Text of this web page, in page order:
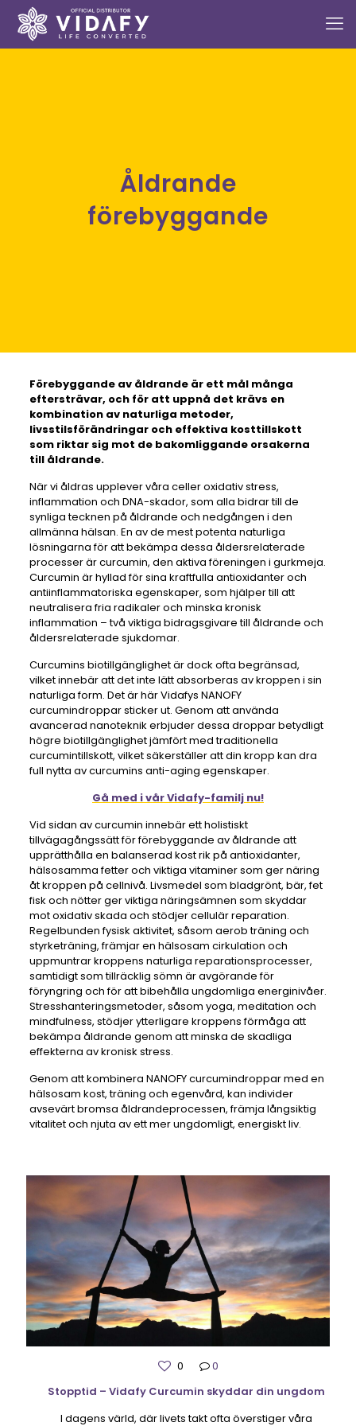
Åldrande
förebyggande
Förebyggande av åldrande är ett mål många
eftersträvar, och för att uppnå det krävs en
kombination av naturliga metoder,
livsstilsförändringar och effektiva kosttillskott
som riktar sig mot de bakomliggande orsakerna
till åldrande.
När vi åldras upplever våra celler oxidativ stress,
inflammation och DNA-skador, som alla bidrar till de
synliga tecknen på åldrande och nedgången i den
allmänna hälsan. En av de mest potenta naturliga
lösningarna för att bekämpa dessa åldersrelaterade
processer är curcumin, den aktiva föreningen i gurkmeja.
Curcumin är hyllad för sina kraftfulla antioxidanter och
antiinflammatoriska egenskaper, som hjälper till att
neutralisera fria radikaler och minska kronisk
inflammation – två viktiga bidragsgivare till åldrande och
åldersrelaterade sjukdomar.
Curcumins biotillgänglighet är dock ofta begränsad,
vilket innebär att det inte lätt absorberas av kroppen i sin
naturliga form. Det är här Vidafys NANOFY
curcumindroppar sticker ut. Genom att använda
avancerad nanoteknik erbjuder dessa droppar betydligt
högre biotillgänglighet jämfört med traditionella
curcumintillskott, vilket säkerställer att din kropp kan dra
full nytta av curcumins anti-aging egenskaper.
Gå med i vår Vidafy-familj nu!
Vid sidan av curcumin innebär ett holistiskt
tillvägagångssätt för förebyggande av åldrande att
upprätthålla en balanserad kost rik på antioxidanter,
hälsosamma fetter och viktiga vitaminer som ger näring
åt kroppen på cellnivå. Livsmedel som bladgrönt, bär, fet
fisk och nötter ger viktiga näringsämnen som skyddar
mot oxidativ skada och stödjer cellulär reparation.
Regelbunden fysisk aktivitet, såsom aerob träning och
styrketräning, främjar en hälsosam cirkulation och
uppmuntrar kroppens naturliga reparationsprocesser,
samtidigt som tillräcklig sömn är avgörande för
föryngring och för att bibehålla ungdomliga energinivåer.
Stresshanteringsmetoder, såsom yoga, meditation och
mindfulness, stödjer ytterligare kroppens förmåga att
bekämpa åldrande genom att minska de skadliga
effekterna av kronisk stress.
Genom att kombinera NANOFY curcumindroppar med en
hälsosam kost, träning och egenvård, kan individer
avsevärt bromsa åldrandeprocessen, främja långsiktig
vitalitet och njuta av ett mer ungdomligt, energiskt liv.
0
0
Stopptid – Vidafy Curcumin skyddar din ungdom
I dagens värld, där livets takt ofta överstiger våra